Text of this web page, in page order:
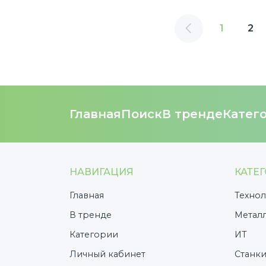
1 2
ГлавнаяПоискВ тренде
НАВИГАЦИЯ
Главная
В тренде
Категории
Личный кабинет
ИТ
Cтанки